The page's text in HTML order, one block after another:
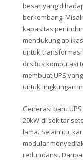
besar yang
berkembang.
kapasitas
mendukung
untuk transformasi
di situs komputasi
membuat UPS
untuk lingkungan
Generasi baru
20kW di sekitar
lama. Selain itu,
modular
redundansi.